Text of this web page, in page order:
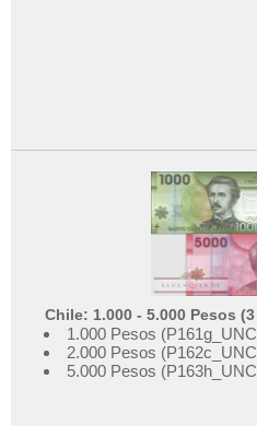
Chile: 1.000 - 5.000 Pesos
1.000 Pesos
2.000 Pesos
5.000 Pesos